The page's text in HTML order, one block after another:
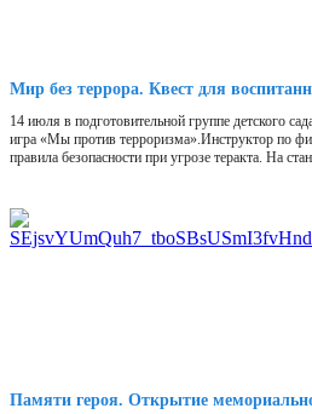
Мир без террора. Квест для
14 июля в подготовительной группе детского
игра «Мы против терроризма».Инструктор по
правила безопасности при угрозе теракта. На
Памяти героя. Открытие